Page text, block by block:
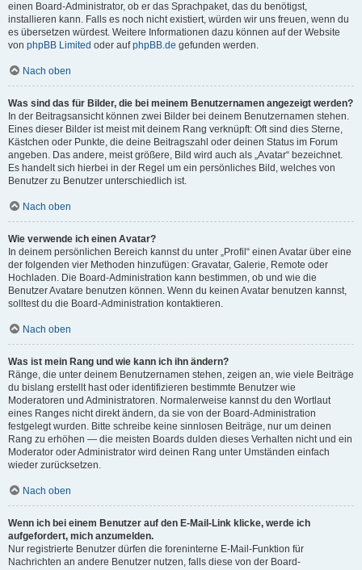
einen Board-Administrator, ob er das Sprachpaket, das du benötigst,
installieren kann. Falls es noch nicht existiert, würden wir uns freuen, wenn du
es übersetzen würdest. Weitere Informationen dazu können auf der Website
von phpBB Limited oder aufphpBB.de gefunden werden.
Nach oben
Was sind das für Bilder, die bei meinem Benutzernamen angezeigt werden?
In der Beitragsansicht können zwei Bilder bei deinem Benutzernamen stehen.
Eines dieser Bilder ist meist mit deinem Rang verknüpft: Oft sind dies Sterne,
Kästchen oder Punkte, die deine Beitragszahl oder deinen Status im Forum
angeben. Das andere, meist größere, Bild wird auch als „Avatar“ bezeichnet.
Es handelt sich hierbei in der Regel um ein persönliches Bild, welches von
Benutzer zu Benutzer unterschiedlich ist.
Nach oben
Wie verwende ich einen Avatar?
In deinem persönlichen Bereich kannst du unter „Profil“ einen Avatar über eine
der folgenden vier Methoden hinzufügen: Gravatar, Galerie, Remote oder
Hochladen. Die Board-Administration kann bestimmen, ob und wie die
Benutzer Avatare benutzen können. Wenn du keinen Avatar benutzen kannst,
solltest du die Board-Administration kontaktieren.
Nach oben
Was ist mein Rang und wie kann ich ihn ändern?
Ränge, die unter deinem Benutzernamen stehen, zeigen an, wie viele Beiträge
du bislang erstellt hast oder identifizieren bestimmte Benutzer wie
Moderatoren und Administratoren. Normalerweise kannst du den Wortlaut
eines Ranges nicht direkt ändern, da sie von der Board-Administration
festgelegt wurden. Bitte schreibe keine sinnlosen Beiträge, nur um deinen
Rang zu erhöhen — die meisten Boards dulden dieses Verhalten nicht und ein
Moderator oder Administrator wird deinen Rang unter Umständen einfach
wieder zurücksetzen.
Nach oben
Wenn ich bei einem Benutzer auf den E-Mail-Link klicke, werde ich
aufgefordert, mich anzumelden.
Nur registrierte Benutzer dürfen die foreninterne E-Mail-Funktion für
Nachrichten an andere Benutzer nutzen, falls diese von der Board-